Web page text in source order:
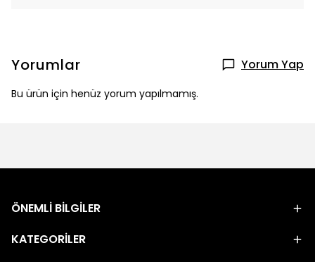
Yorumlar Yorum Yap
Bu ürün için henüz yorum yapılmamış.
ÖNEMLİ BİLGİLER
KATEGORİLER